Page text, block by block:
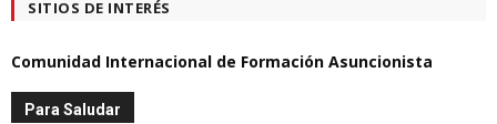
SITIOS DE INTERÉS
Comunidad Internacional de Formación Asuncionista
Para Saludar